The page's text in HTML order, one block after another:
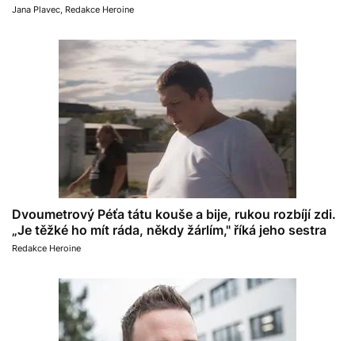
Jana Plavec Redakce Heroine
Dvoumetrový Péťa tátu kouše a bije, rukou rozbíjí zdi.
„Je těžké ho mít ráda, někdy žárlím," říká jeho sestra
Redakce Heroine